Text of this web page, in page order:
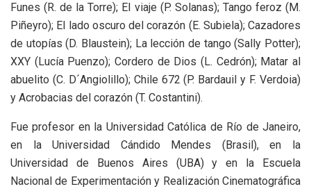
Funes (R. de la Torre); El viaje (P. Solanas); Tango feroz (M.
Piñeyro); El lado oscuro del corazón (E. Subiela); Cazadores
de utopías (D. Blaustein); La lección de tango (Sally Potter);
XXY (Lucía Puenzo); Cordero de Dios (L. Cedrón); Matar al
abuelito (C. D´Angiolillo); Chile 672 (P. Bardauil y F. Verdoia)
y Acrobacias del corazón (T. Costantini).
Fue profesor en la Universidad Católica de Río de Janeiro,
en la Universidad Cándido Mendes (Brasil), en la
Universidad de Buenos Aires (UBA) y en la Escuela
Nacional de Experimentación y Realización Cinematográfica